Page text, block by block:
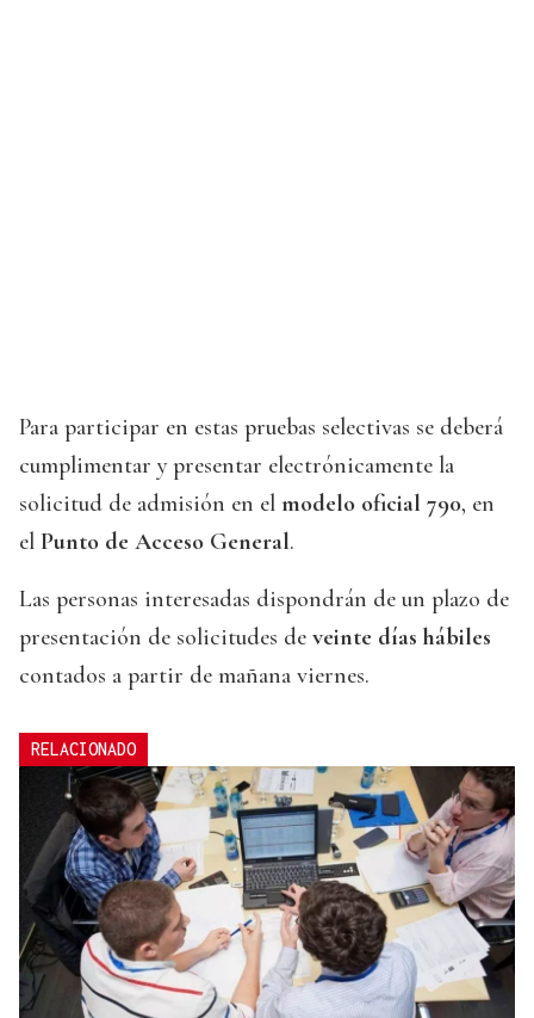
Para participar en estas pruebas selectivas se deberá
cumplimentar y presentar electrónicamente la
solicitud de admisión en el modelo oficial 790, en
el Punto de Acceso General.
Las personas interesadas dispondrán de un plazo de
presentación de solicitudes de veinte días hábiles
contados a partir de mañana viernes.
RELACIONADO